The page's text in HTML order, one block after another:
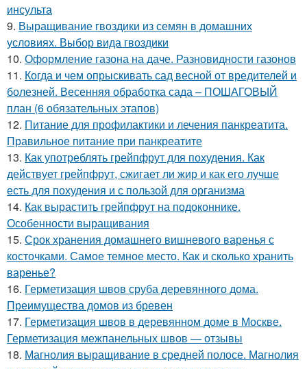
инсульта
9. Выращивание гвоздики из семян в домашних
условиях. Выбор вида гвоздики
10. Оформление газона на даче. Разновидности газонов
11. Когда и чем опрыскивать сад весной от вредителей и
болезней. Весенняя обработка сада – ПОШАГОВЫЙ
план (6 обязательных этапов)
12. Питание для профилактики и лечения панкреатита.
Правильное питание при панкреатите
13. Как употреблять грейпфрут для похудения. Как
действует грейпфрут, сжигает ли жир и как его лучше
есть для похудения и с пользой для организма
14. Как вырастить грейпфрут на подоконнике.
Особенности выращивания
15. Срок хранения домашнего вишневого варенья с
косточками. Самое темное место. Как и сколько хранить
варенье?
16. Герметизация швов сруба деревянного дома.
Преимущества домов из бревен
17. Герметизация швов в деревянном доме в Москве.
Герметизация межпанельных швов — отзывы
18. Магнолия выращивание в средней полосе. Магнолия